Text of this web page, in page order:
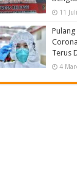
11
Terus
4